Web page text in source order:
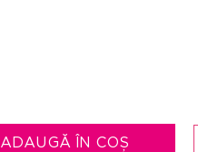
ADAUGĂ ÎN COȘ